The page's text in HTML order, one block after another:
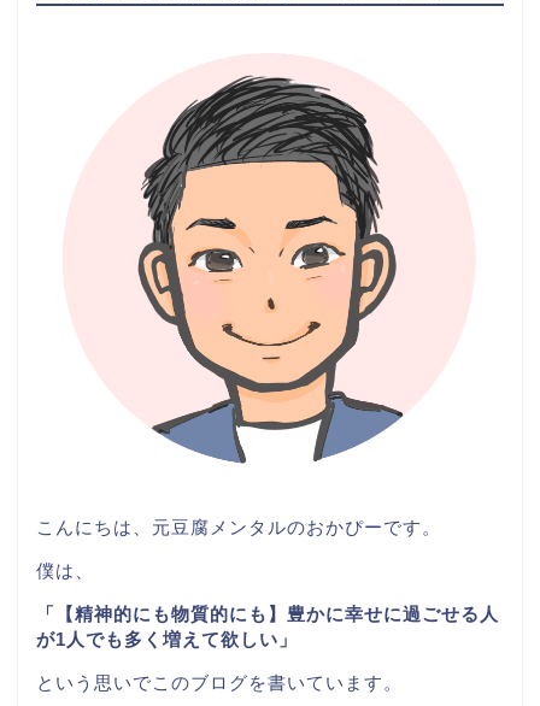
こんにちは、元豆腐メンタルのおかぴーです。
僕は、
「【精神的にも物質的にも】豊かに幸せに過ごせる人
が1人でも多く増えて欲しい」
という思いでこのブログを書いています。